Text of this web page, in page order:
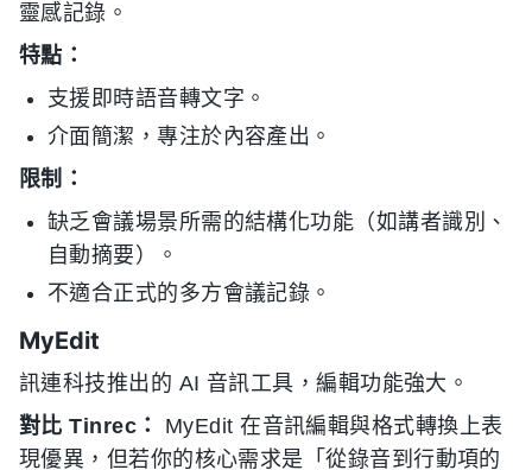
靈感記錄。
特點：
支援即時語音轉文字。
介面簡潔，專注於內容產出。
限制：
缺乏會議場景所需的結構化功能（如講者識別、
自動摘要）。
不適合正式的多方會議記錄。
MyEdit
訊連科技推出的 AI 音訊工具，編輯功能強大。
對比 Tinrec：
MyEdit 在音訊編輯與格式轉換上表
現優異，但若你的核心需求是「從錄音到行動項的